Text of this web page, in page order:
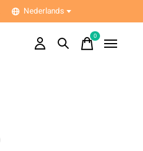
Nederlands
0items